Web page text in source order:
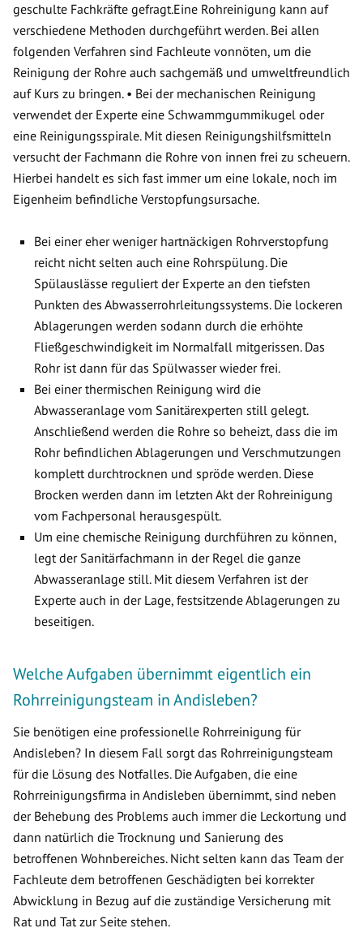
geschulte Fachkräfte gefragt.Eine Rohreinigung kann auf
verschiedene Methoden durchgeführt werden. Bei allen
folgenden Verfahren sind Fachleute vonnöten, um die
Reinigung der Rohre auch sachgemäß und umweltfreundlich
auf Kurs zu bringen. • Bei der mechanischen Reinigung
verwendet der Experte eine Schwammgummikugel oder
eine Reinigungsspirale. Mit diesen Reinigungshilfsmitteln
versucht der Fachmann die Rohre von innen frei zu scheuern.
Hierbei handelt es sich fast immer um eine lokale, noch im
Eigenheim befindliche Verstopfungsursache.
Bei einer eher weniger hartnäckigen Rohrverstopfung
reicht nicht selten auch eine Rohrspülung. Die
Spülauslässe reguliert der Experte an den tiefsten
Punkten des Abwasserrohrleitungssystems. Die lockeren
Ablagerungen werden sodann durch die erhöhte
Fließgeschwindigkeit im Normalfall mitgerissen. Das
Rohr ist dann für das Spülwasser wieder frei.
Bei einer thermischen Reinigung wird die
Abwasseranlage vom Sanitärexperten still gelegt.
Anschließend werden die Rohre so beheizt, dass die im
Rohr befindlichen Ablagerungen und Verschmutzungen
komplett durchtrocknen und spröde werden. Diese
Brocken werden dann im letzten Akt der Rohreinigung
vom Fachpersonal herausgespült.
Um eine chemische Reinigung durchführen zu können,
legt der Sanitärfachmann in der Regel die ganze
Abwasseranlage still. Mit diesem Verfahren ist der
Experte auch in der Lage, festsitzende Ablagerungen zu
beseitigen.
Welche Aufgaben übernimmt eigentlich ein
Rohrreinigungsteam in Andisleben?
Sie benötigen eine professionelle Rohrreinigung für
Andisleben? In diesem Fall sorgt das Rohrreinigungsteam
für die Lösung des Notfalles. Die Aufgaben, die eine
Rohrreinigungsfirma in Andisleben übernimmt, sind neben
der Behebung des Problems auch immer die Leckortung und
dann natürlich die Trocknung und Sanierung des
betroffenen Wohnbereiches. Nicht selten kann das Team der
Fachleute dem betroffenen Geschädigten bei korrekter
Abwicklung in Bezug auf die zuständige Versicherung mit
Rat und Tat zur Seite stehen.